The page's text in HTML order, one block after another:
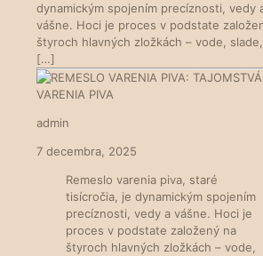
dynamickým spojením precíznosti, vedy
vášne. Hoci je proces v podstate
štyroch hlavných zložkách – vode,
[…]
admin
7 decembra, 2025
Remeslo varenia piva, staré
tisícročia, je dynamickým spojením
precíznosti, vedy a vášne. Hoci je
proces v podstate založený na
štyroch hlavných zložkách – vode,